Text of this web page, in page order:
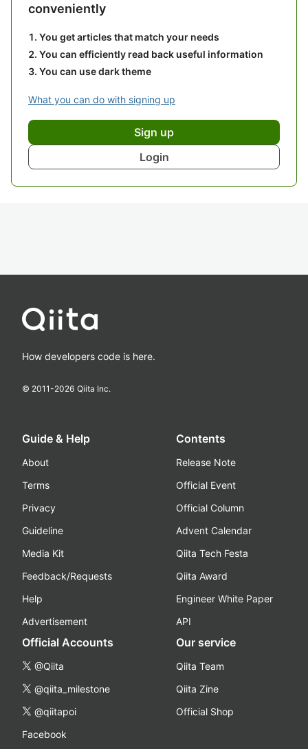
conveniently
You get articles that match your needs
You can efficiently read back useful information
You can use dark theme
What you can do with signing up
Sign up
Login
How developers code is here.
© 2011-2026 Qiita Inc.
Guide & Help
About
Terms
Privacy
Guideline
Media Kit
Feedback/Requests
Help
Advertisement
Contents
Release Note
Official Event
Official Column
Advent Calendar
Qiita Tech Festa
Qiita Award
Engineer White Paper
API
Official Accounts
@Qiita
@qiita_milestone
@qiitapoi
Facebook
Our service
Qiita Team
Qiita Zine
Official Shop